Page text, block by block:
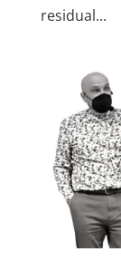
residual...